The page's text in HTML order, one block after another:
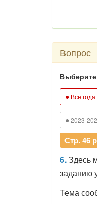
Вопрос
● Все года
● 2023-
Стр. 46
6.Здесь
заданию
Тема